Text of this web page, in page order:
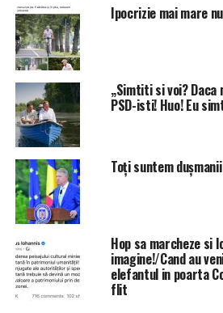
Ipocrizie mai mare
„Simtiti si voi?
PSD-isti! Huo! Eu
Toți suntem
Hop sa marcheze si
imagine!/Cand au
elefantul in poarta
flit